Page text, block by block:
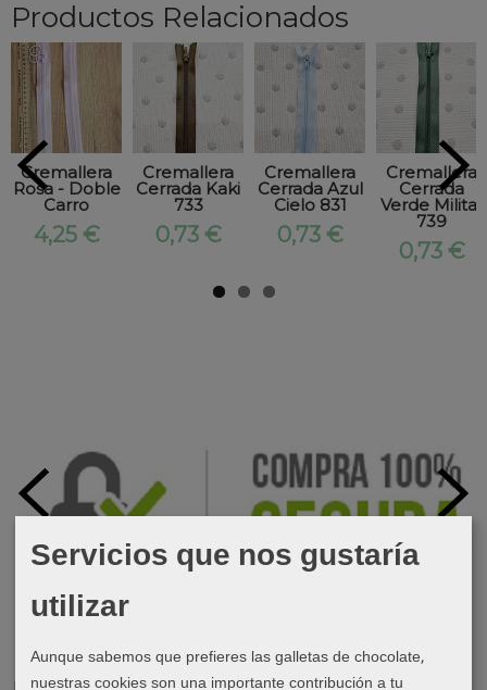
Productos Relacionados
Cremallera
Rosa - Doble
Carro
4,25 €
Cremallera
Cerrada Kaki
733
0,73 €
Cremallera
Cerrada Azul
Cielo 831
0,73 €
Cremallera
Cerrada
Verde Militar
739
0,73 €
Servicios que nos gustaría
utilizar
Aunque sabemos que prefieres las galletas de chocolate,
nuestras cookies son una importante contribución a tu